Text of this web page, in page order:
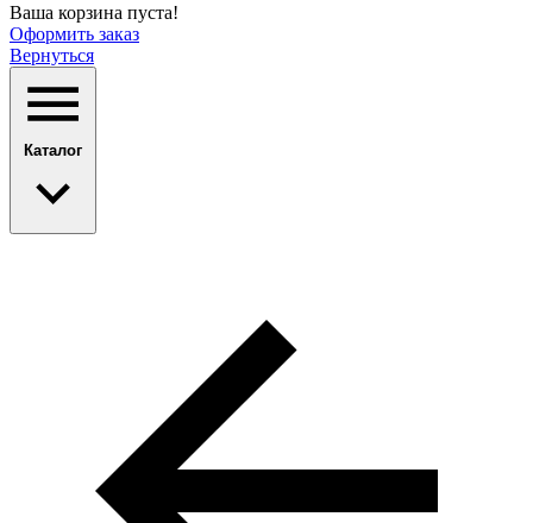
Ваша корзина пуста!
Оформить заказ
Вернуться
Каталог